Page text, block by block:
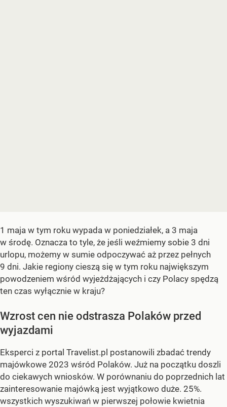
1 maja w tym roku wypada w poniedziałek, a 3 maja
w środę. Oznacza to tyle, że jeśli weźmiemy sobie 3 dni
urlopu, możemy w sumie odpoczywać aż przez pełnych
9 dni. Jakie regiony cieszą się w tym roku największym
powodzeniem wśród wyjeżdżających i czy Polacy spędzą
ten czas wyłącznie w kraju?
Wzrost cen nie odstrasza Polaków przed
wyjazdami
Eksperci z portal Travelist.pl postanowili zbadać trendy
majówkowe 2023 wśród Polaków. Już na początku doszli
do ciekawych wniosków. W porównaniu do poprzednich lat
zainteresowanie majówką jest wyjątkowo duże. 25%.
wszystkich wyszukiwań w pierwszej połowie kwietnia